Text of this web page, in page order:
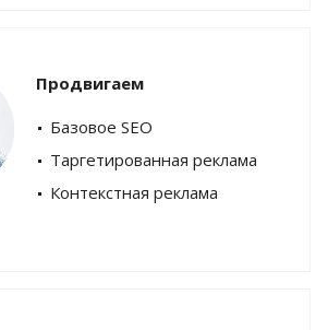
Продвигаем
Базовое SEO
Таргетированная реклама
Контекстная реклама